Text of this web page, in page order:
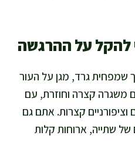
להקל על ההרגשה
שמפחית גרד, מגן על העור
משגרה קצרה וחוזרת, עם
וציפורניים קצרות. אתם גם
של שתייה, ארוחות קלות